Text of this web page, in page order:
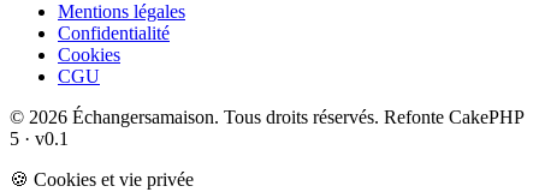
Mentions légales
Confidentialité
Cookies
CGU
© 2026 Échangersamaison. Tous droits réservés. Refonte CakePHP
5 · v0.1
🍪 Cookies et vie privée